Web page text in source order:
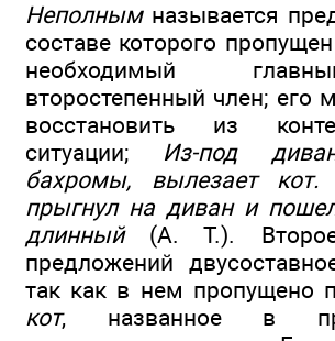
Неполнымназывается
составе которого
необходимый
второстепенный член; его
восстановить из
ситуации; Из-под
бахромы, вылезает кот.
прыгнул на диван и
длинный(А. Т.).
предложений
так как в нем пропущено
кот, названное в